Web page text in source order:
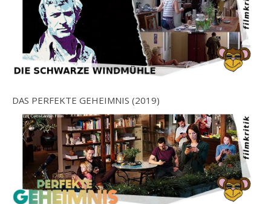
DAS PERFEKTE GEHEIMNIS (2019)